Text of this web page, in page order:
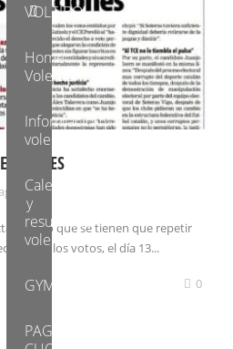
VOLEIBOL
Home
Voleibol
Información
voleI
Calendario
y
resultados
voleibol
GYM
PAGO
que se tienen que repetir
en los votos, el día 13...
0